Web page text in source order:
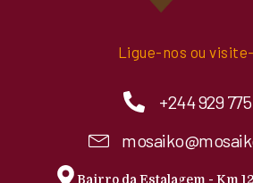
Ligue-nos ou visite-
+244 929
Bairro da Estalagem - Km